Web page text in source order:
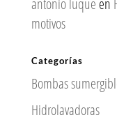
motivos
Categorías
Bombas
Hidrolavadoras